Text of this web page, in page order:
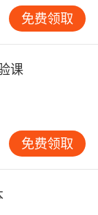
自然的事，而
孩子定期和发
立地道的语音
力积累到一
单英语故事
上来就让孩
从图画书入
再慢慢注意到
单英语的绘
，孩子看着图
把听到的声
然拼读能力
免费领取
课
免费领取